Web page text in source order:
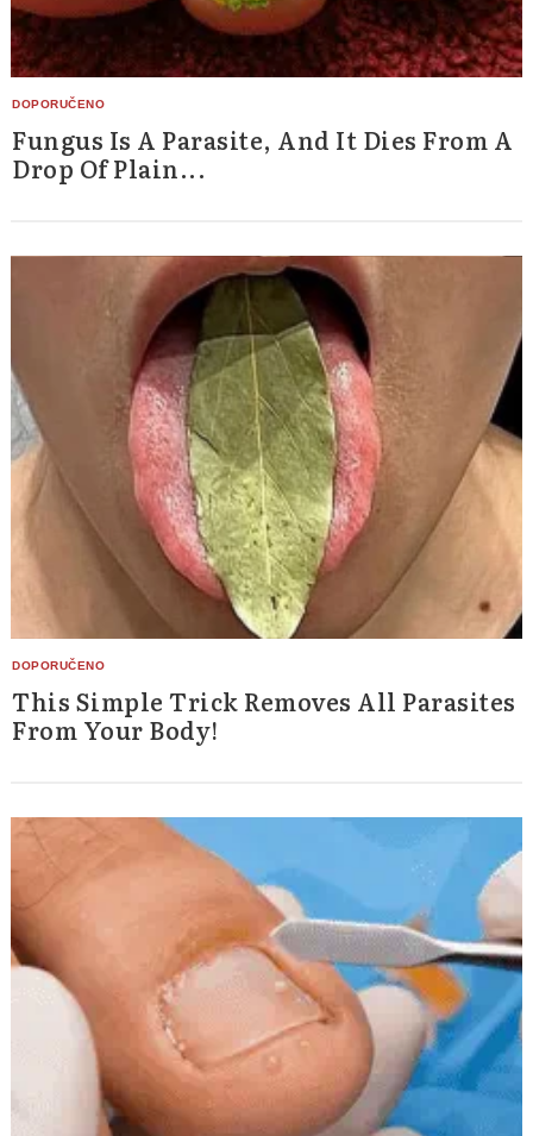
Fungus Is A Parasite, And It Dies From A
Drop Of Plain...
This Simple Trick Removes All Parasites
From Your Body!